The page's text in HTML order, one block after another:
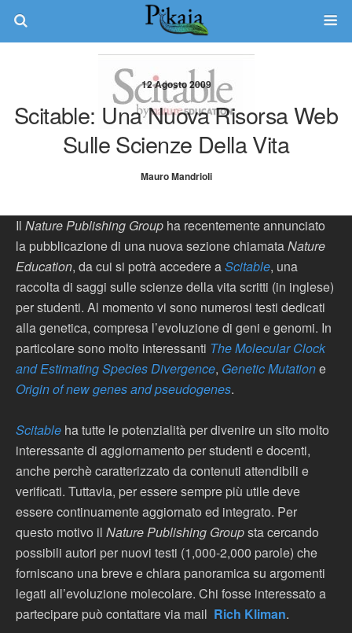
12 Agosto 2009
Scitable: Una Nuova Risorsa Web
Sulle Scienze Della Vita
Mauro Mandrioli
Il Nature Publishing Group ha recentemente annunciato
la pubblicazione di una nuova sezione chiamataNature
Education, da cui si potrà accedere aScitable, una
raccolta di saggi sulle scienze della vita scritti (in inglese)
per studenti. Al momento vi sono numerosi testi dedicati
alla genetica, compresa l’evoluzione di geni e genomi. In
particolare sono molto interessanti The Molecular Clock
and Estimating Species Divergence, Genetic Mutatione
Origin of new genes and pseudogenes.
Scitable ha tutte le potenzialità per divenire un sito molto
interessante di aggiornamento per studenti e docenti,
anche perchè caratterizzato da contenuti attendibili e
verificati. Tuttavia, per essere sempre più utile deve
essere continuamente aggiornato ed integrato. Per
questo motivo il Nature Publishing Groupsta cercando
possibili autori per nuovi testi (1,000-2,000 parole) che
forniscano una breve e chiara panoramica su argomenti
legati all’evoluzione molecolare. Chi fosse interessato a
partecipare può contattare via mail Rich Kliman.